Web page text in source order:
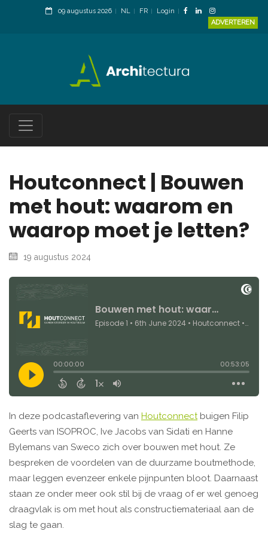
09 augustus 2026 NL FR
Login
ADVERTEREN
Houtconnect | Bouwen
met hout: waarom en
waarop moet je letten?
19 augustus 2024
In deze podcastaflevering van Houtconnectbuigen Filip
Geerts van ISOPROC, Ive Jacobs van Sidati en Hanne
Bylemans van Sweco zich over bouwen met hout. Ze
bespreken de voordelen van de duurzame boutmethode,
maar leggen evenzeer enkele pijnpunten bloot. Daarnaast
staan ze onder meer ook stil bij de vraag of er wel genoeg
draagvlak is om met hout als constructiemateriaal aan de
slag te gaan.